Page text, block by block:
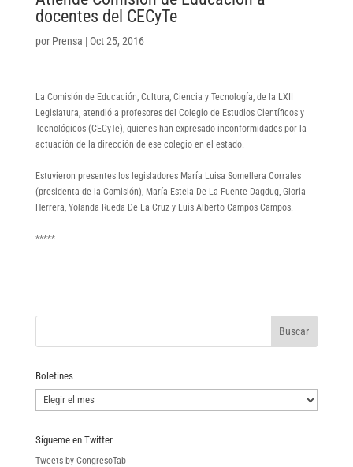
docentes del CECyTe
por Prensa | Oct 25, 2016
La Comisión de Educación, Cultura, Ciencia y Tecnología, de la LXII
Legislatura, atendió a profesores del Colegio de Estudios Científicos y
Tecnológicos (CECyTe), quienes han expresado inconformidades por la
actuación de la dirección de ese colegio en el estado.
Estuvieron presentes los legisladores María Luisa Somellera Corrales
(presidenta de la Comisión), María Estela De La Fuente Dagdug, Gloria
Herrera, Yolanda Rueda De La Cruz y Luis Alberto Campos Campos.
*****
Boletines
Boletines
Sígueme en Twitter
Tweets by CongresoTab